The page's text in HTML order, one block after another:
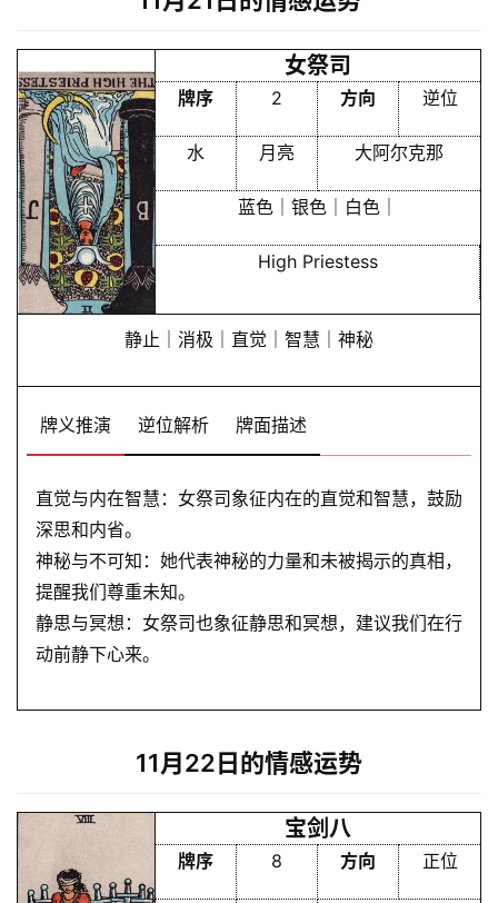
女祭司
牌序 2 方向 逆位
水 月亮 大阿尔克那
蓝色｜银色｜白色｜
High Priestess
静止｜消极｜直觉｜智慧｜神秘
牌义推演 逆位解析 牌面描述
直觉与内在智慧：女祭司象征内在的直觉和智慧，鼓励
深思和内省。
神秘与不可知：她代表神秘的力量和未被揭示的真相，
提醒我们尊重未知。
静思与冥想：女祭司也象征静思和冥想，建议我们在行
动前静下心来。
11月22日的情感运势
宝剑八
牌序 8 方向 正位